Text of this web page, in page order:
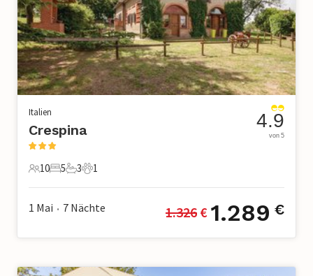
Italien
Crespina
10 Gäste
10
5 Schlafzimmer
5
3 Badezimmer
3
1 Haustier
1
4.9
von 5
1 Mai • 7 Nächte 1.326 € 1.289 €